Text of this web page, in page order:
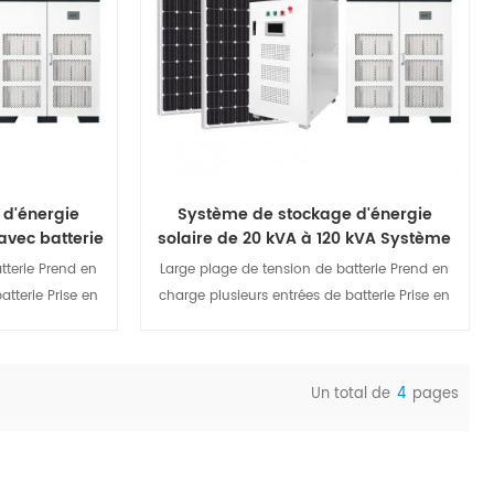
une
et une
la sortie CA, garantissant ainsi une
consommation électrique normale et une
réduction des coûts.
batterie
Prend en
Prise en
Système de stockage d'énergie
solaire de 20 kVA à 120 kVA Système
de stockage d'énergie de puissance
moyenne
Large plage de tension de batterie Prend en
charge plusieurs entrées de batterie Prise en
et de creux faciles à régler Conception
Un total de 4 pages